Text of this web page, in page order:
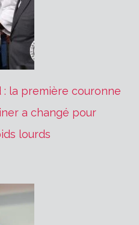
la première couronne
a changé pour
lourds